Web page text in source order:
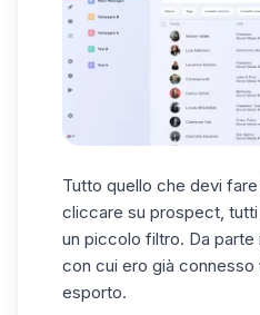
Tutto quello che devi
cliccare su prospect,
un piccolo filtro. Da parte
con cui ero già connesso
esporto.